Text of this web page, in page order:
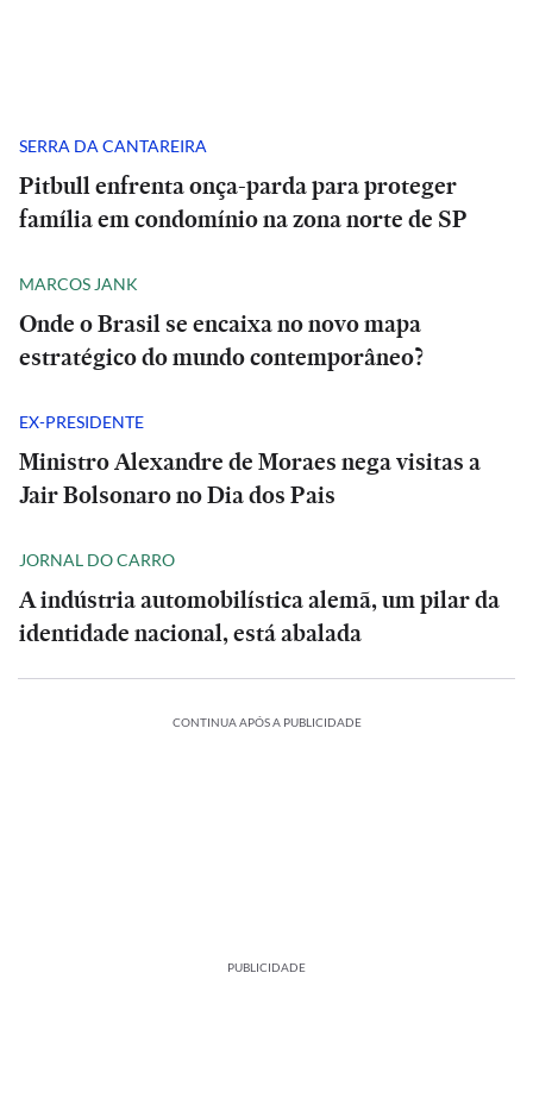
SERRA DA CANTAREIRA
Pitbull enfrenta onça-parda para proteger
família em condomínio na zona norte de SP
MARCOS JANK
Onde o Brasil se encaixa no novo mapa
estratégico do mundo contemporâneo?
EX-PRESIDENTE
Ministro Alexandre de Moraes nega visitas a
Jair Bolsonaro no Dia dos Pais
JORNAL DO CARRO
A indústria automobilística alemã, um pilar da
identidade nacional, está abalada
CONTINUA APÓS A PUBLICIDADE
PUBLICIDADE